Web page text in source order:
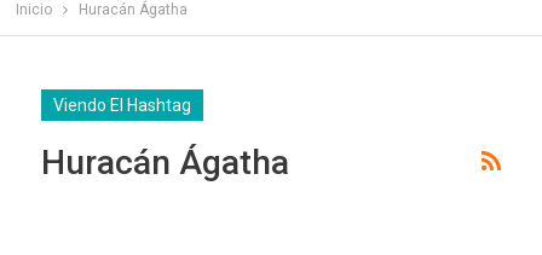
Inicio Huracán Ágatha
Viendo El Hashtag
Huracán Ágatha